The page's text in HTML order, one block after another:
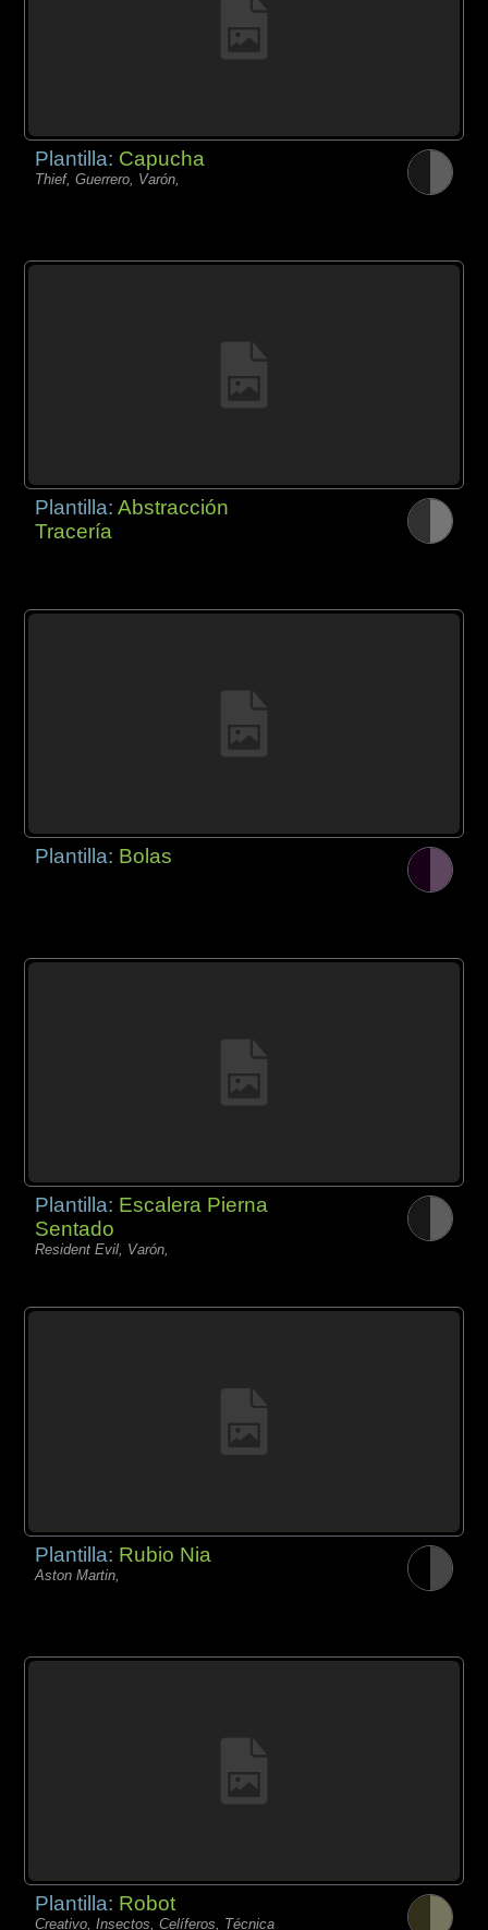
Plantilla: Capucha
Thief, Guerrero, Varón,
Plantilla:Abstracción
Tracería
Plantilla: Bolas
Plantilla: Escalera Pierna
Sentado
Resident Evil, Varón,
Plantilla: Rubio Nia
Aston Martin,
Plantilla: Robot
Creativo, Insectos, Celíferos, Técnica